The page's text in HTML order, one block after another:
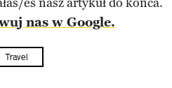
nas w Google.
Travel